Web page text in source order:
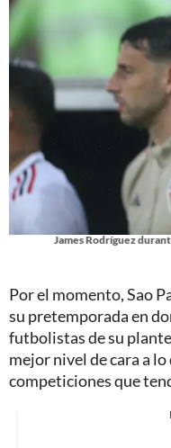
James Rodríguez
Por el momento, Sao
su pretemporada en
futbolistas de su
mejor nivel de cara a
competiciones que